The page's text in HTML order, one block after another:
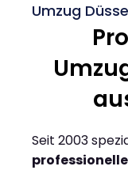
Umzug
Seit 2003